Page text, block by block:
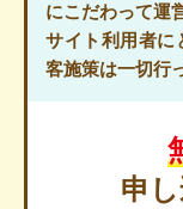
にこだわって運
サイト利用者に
客施策は一切行
申